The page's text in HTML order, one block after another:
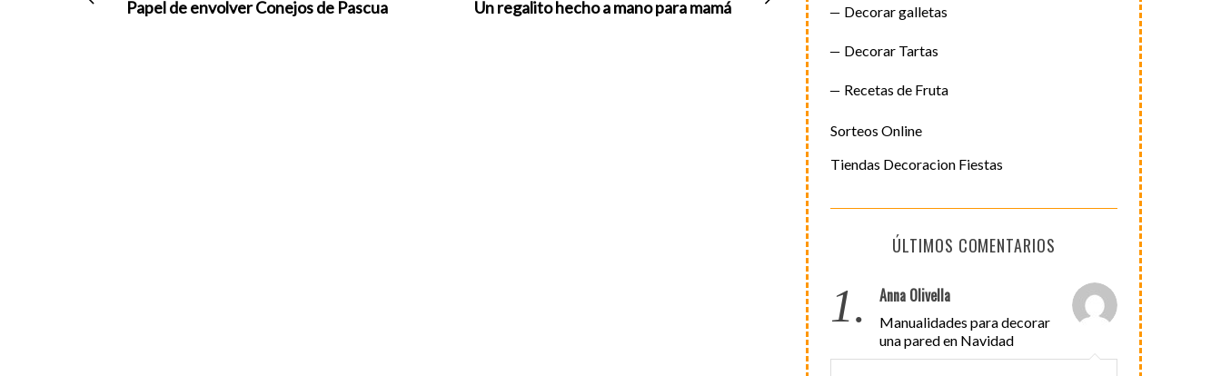
Papel de envolver Conejos de Pascua Un regalito hecho a mano para mamá
Decorar galletas
Decorar Tartas
Recetas de Fruta
Sorteos Online
Tiendas Decoracion Fiestas
ÚLTIMOS COMENTARIOS
1. Anna Olivella
Manualidades para decorar
una pared en Navidad